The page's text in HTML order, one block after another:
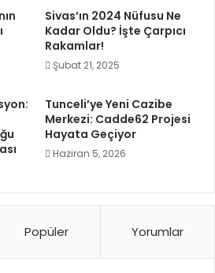
Sivas’ın 2024 Nüfusu Ne
Kadar Oldu? İşte Çarpıcı
Rakamlar!
Şubat 21, 2025
Tunceli’ye Yeni Cazibe
Merkezi: Cadde62 Projesi
Hayata Geçiyor
Haziran 5, 2026
Popüler Yorumlar